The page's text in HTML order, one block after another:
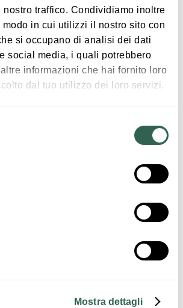
nostro traffico. Condividiamo inoltre
in cui utilizzi il nostro sito con
si occupano di analisi dei dati
social media, i quali potrebbero
informazioni che hai fornito loro
dal tuo utilizzo dei loro servizi.
Mostra dettagli
delGruppo Astrofili Persicetani.
gratuito
ridotto 4,00€